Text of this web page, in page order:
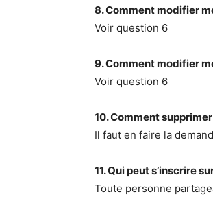
8. Comment modifier
Voir question 6
9. Comment modifier
Voir question 6
10. Comment
Il faut en faire la
11. Qui peut s’inscrire
Toute personne